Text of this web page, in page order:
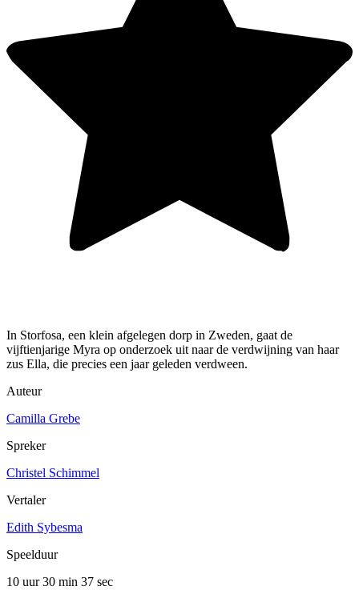
In Storfosa, een klein afgelegen dorp in Zweden, gaat de
vijftienjarige Myra op onderzoek uit naar de verdwijning van haar
zus Ella, die precies een jaar geleden verdween.
Auteur
Camilla Grebe
Spreker
Christel Schimmel
Vertaler
Edith Sybesma
Speelduur
10 uur 30 min 37 sec